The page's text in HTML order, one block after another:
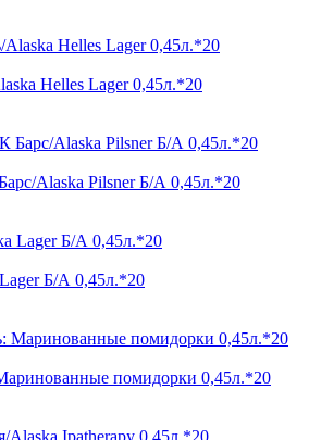
Helles Lager 0,45л.*20
Alaska Pilsner Б/А 0,45л.*20
Б/А 0,45л.*20
помидорки 0,45л.*20